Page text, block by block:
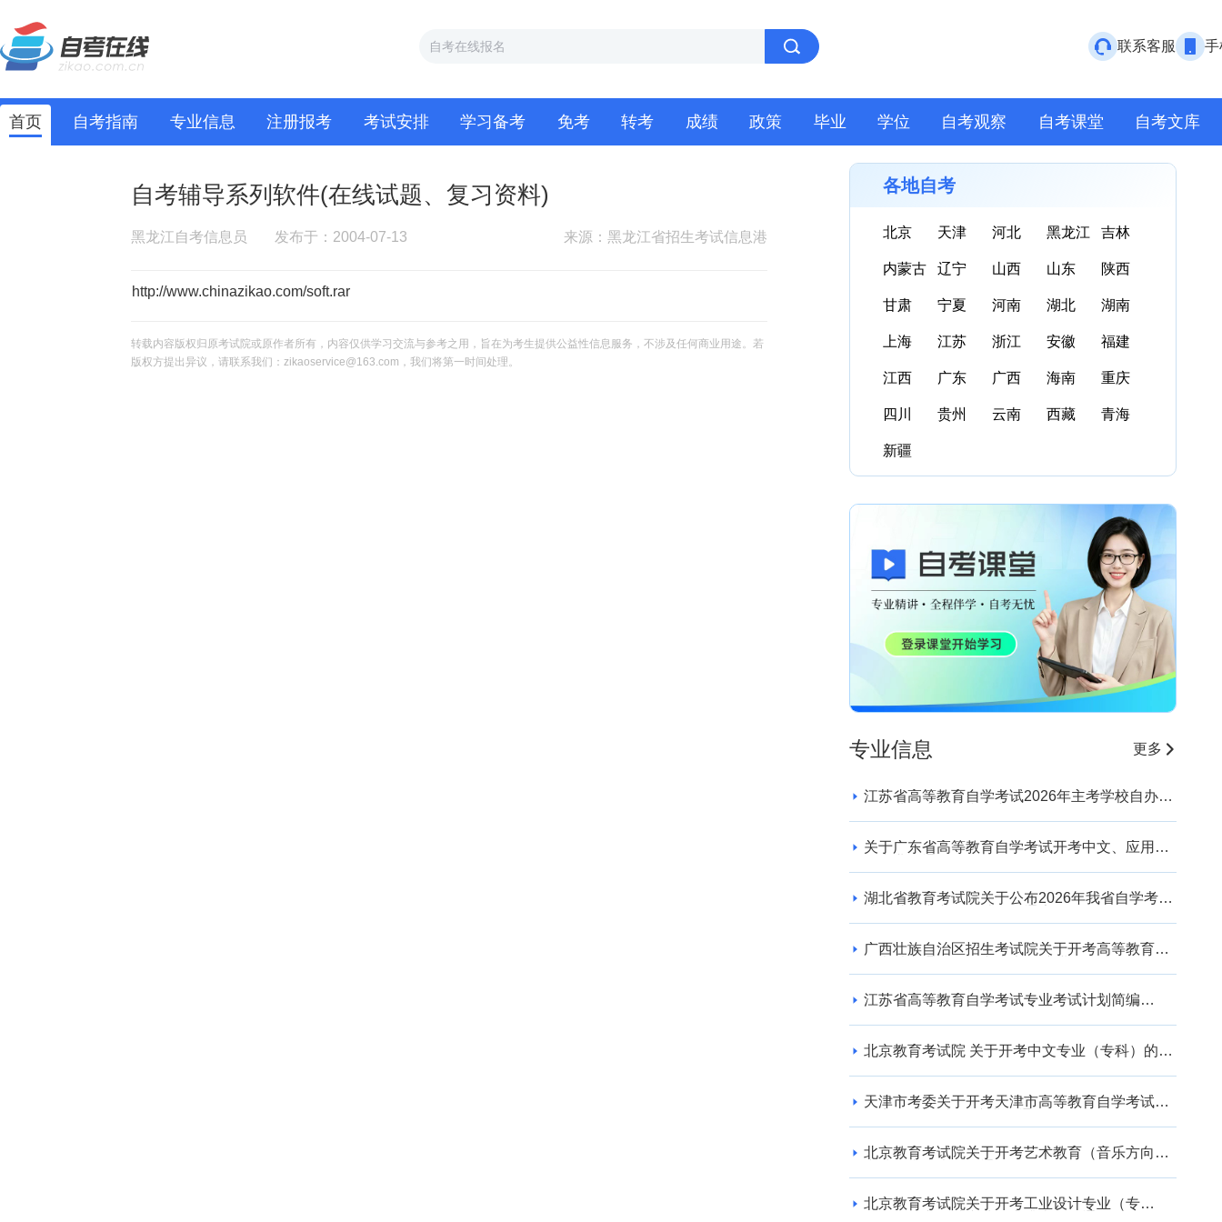
联系客服 手
首页 自考指南 专业信息 注册报考 考试安排 学习备考 免考 转考 成绩 政策 毕业 学位 自考观察 自考课堂 自考文库
自考辅导系列软件(在线试题、复习资料)
黑龙江自考信息员 发布于：2004-07-13 来源：黑龙江省招生考试信息港
http://www.chinazikao.com/soft.rar
转载内容版权归原考试院或原作者所有，内容仅供学习交流与参考之用，旨在为考生提供公益性信息服务，不涉及任何商业用途。若
版权方提出异议，请联系我们：zikaoservice@163.com，我们将第一时间处理。
各地自考
北京 天津 河北 黑龙江 吉林
内蒙古 辽宁 山西 山东 陕西
甘肃 宁夏 河南 湖北 湖南
上海 江苏 浙江 安徽 福建
江西 广东 广西 海南 重庆
四川 贵州 云南 西藏 青海
新疆
专业信息 更多
江苏省高等教育自学考试2026年主考学校自办助
关于广东省高等教育自学考试开考中文、应用英
湖北省教育考试院关于公布2026年我省自学考试
广西壮族自治区招生考试院关于开考高等教育自
江苏省高等教育自学考试专业考试计划简编
北京教育考试院 关于开考中文专业（专科）的通
天津市考委关于开考天津市高等教育自学考试电
北京教育考试院关于开考艺术教育（音乐方向）
北京教育考试院关于开考工业设计专业（专